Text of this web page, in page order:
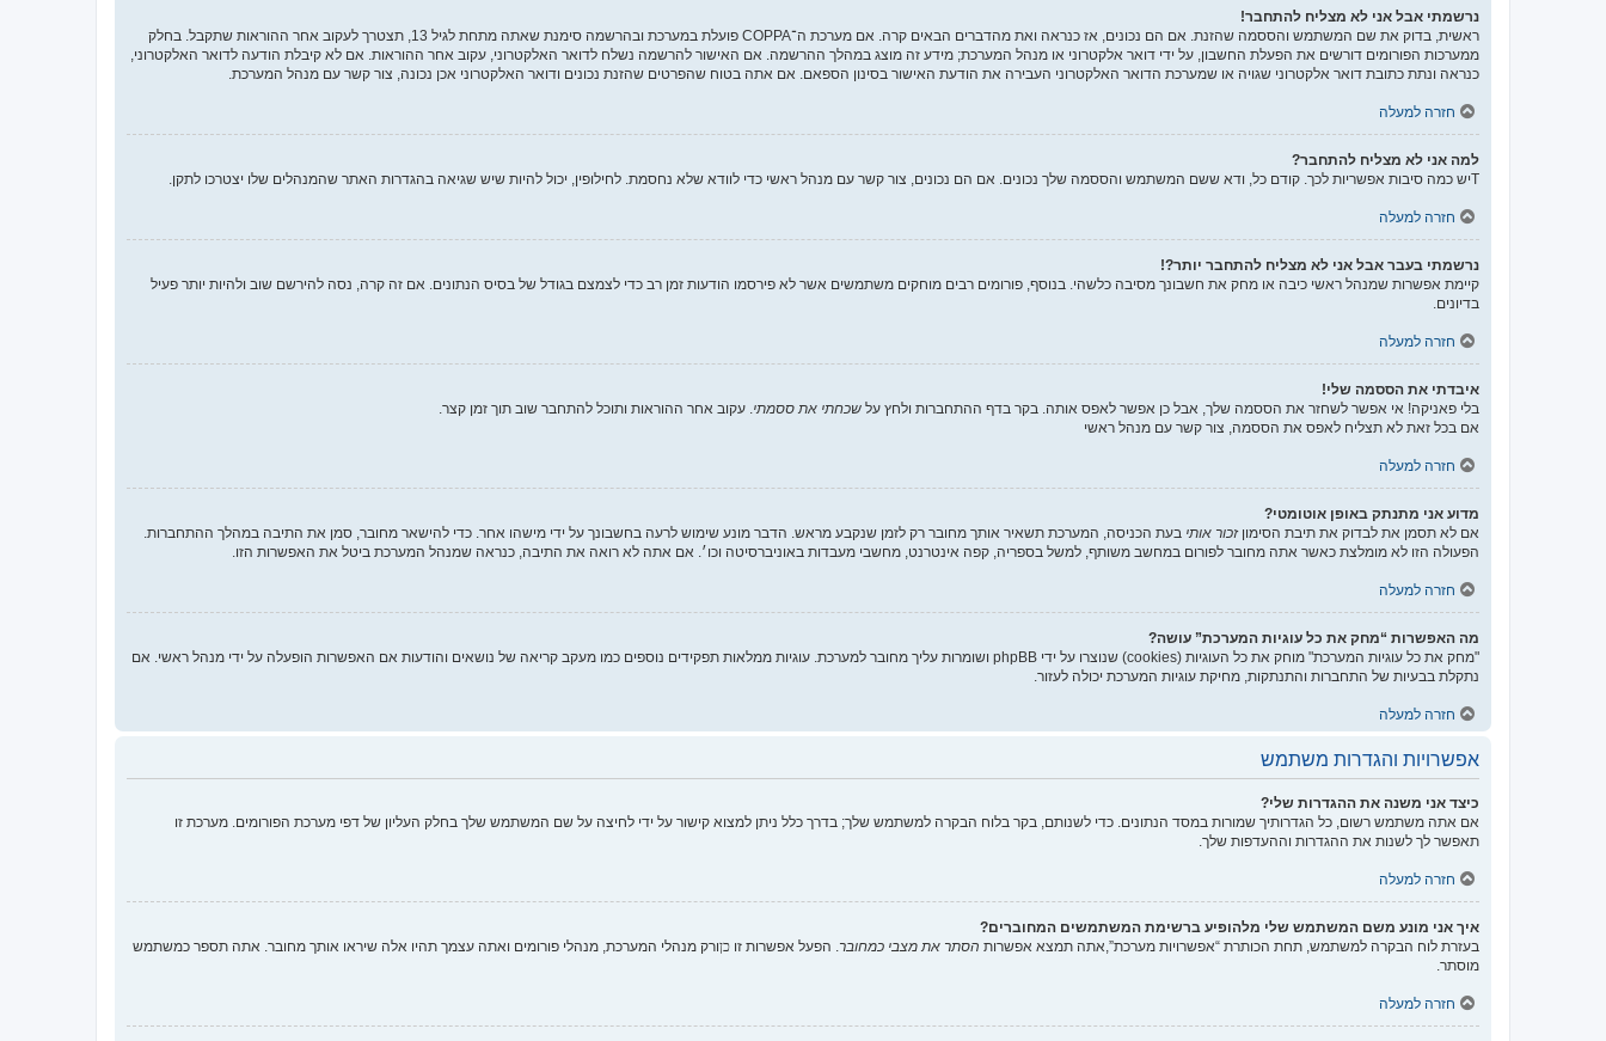
נרשמתי אבל אני לא מצליח להתחבר!
ראשית, בדוק את שם המשתמש והססמה שהזנת. אם הם נכונים, אז כנראה ואת מהדברים הבאים קרה. אם מערכת ה־COPPA פועלת במערכת ובהרשמה סימנת שאתה מתחת לגיל 13, תצטרך לעקוב אחר ההוראות שתקבל. בחלק
ממערכות הפורומים דורשים את הפעלת החשבון, על ידי דואר אלקטרוני או מנהל המערכת; מידע זה מוצג במהלך ההרשמה. אם האישור להרשמה נשלח לדואר האלקטרוני, עקוב אחר ההוראות. אם לא קיבלת הודעה לדואר האלקטרוני,
כנראה ונתת כתובת דואר אלקטרוני שגויה או שמערכת הדואר האלקטרוני העבירה את הודעת האישור בסינון הספאם. אם אתה בטוח שהפרטים שהזנת נכונים ודואר האלקטרוני אכן נכונה, צור קשר עם מנהל המערכת.
חזרה למעלה
למה אני לא מצליח להתחבר?
Tיש כמה סיבות אפשריות לכך. קודם כל, ודא ששם המשתמש והססמה שלך נכונים. אם הם נכונים, צור קשר עם מנהל ראשי כדי לוודא שלא נחסמת. לחילופין, יכול להיות שיש שגיאה בהגדרות האתר שהמנהלים שלו יצטרכו לתקן.
חזרה למעלה
נרשמתי בעבר אבל אני לא מצליח להתחבר יותר?!
קיימת אפשרות שמנהל ראשי כיבה או מחק את חשבונך מסיבה כלשהי. בנוסף, פורומים רבים מוחקים משתמשים אשר לא פירסמו הודעות זמן רב כדי לצמצם בגודל של בסיס הנתונים. אם זה קרה, נסה להירשם שוב ולהיות יותר פעיל
בדיונים.
חזרה למעלה
איבדתי את הססמה שלי!
בלי פאניקה! אי אפשר לשחזר את הססמה שלך, אבל כן אפשר לאפס אותה. בקר בדף ההתחברות ולחץ על שכחתי את ססמתי . עקוב אחר ההוראות ותוכל להתחבר שוב תוך זמן קצר.
אם בכל זאת לא תצליח לאפס את הססמה, צור קשר עם מנהל ראשי
חזרה למעלה
מדוע אני מתנתק באופן אוטומטי?
אם לא תסמן את לבדוק את תיבת הסימוןזכור אותי בעת הכניסה, המערכת תשאיר אותך מחובר רק לזמן שנקבע מראש. הדבר מונע שימוש לרעה בחשבונך על ידי מישהו אחר. כדי להישאר מחובר, סמן את התיבה במהלך ההתחברות.
הפעולה הזו לא מומלצת כאשר אתה מחובר לפורום במחשב משותף, למשל בספריה, קפה אינטרנט, מחשבי מעבדות באוניברסיטה וכו׳. אם אתה לא רואה את התיבה, כנראה שמנהל המערכת ביטל את האפשרות הזו.
חזרה למעלה
מה האפשרות “מחק את כל עוגיות המערכת” עושה?
"מחק את כל עוגיות המערכת" מוחק את כל העוגיות (cookies) שנוצרו על ידי phpBB ושומרות עליך מחובר למערכת. עוגיות ממלאות תפקידים נוספים כמו מעקב קריאה של נושאים והודעות אם האפשרות הופעלה על ידי מנהל ראשי. אם
נתקלת בבעיות של התחברות והתנתקות, מחיקת עוגיות המערכת יכולה לעזור.
חזרה למעלה
אפשרויות והגדרות משתמש
כיצד אני משנה את ההגדרות שלי?
אם אתה משתמש רשום, כל הגדרותיך שמורות במסד הנתונים. כדי לשנותם, בקר בלוח הבקרה למשתמש שלך; בדרך כלל ניתן למצוא קישור על ידי לחיצה על שם המשתמש שלך בחלק העליון של דפי מערכת הפורומים. מערכת זו
תאפשר לך לשנות את ההגדרות וההעדפות שלך.
חזרה למעלה
איך אני מונע משם המשתמש שלי מלהופיע ברשימת המשתמשים המחוברים?
בעזרת לוח הבקרה למשתמש, תחת הכותרת “אפשרויות מערכת”,אתה תמצא אפשרות הסתר את מצבי כמחובר . הפעל אפשרות זו כןורק מנהלי המערכת, מנהלי פורומים ואתה עצמך תהיו אלה שיראו אותך מחובר. אתה תספר כמשתמש
מוסתר.
חזרה למעלה